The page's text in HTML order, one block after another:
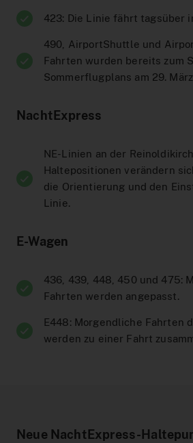
423: Die Linie fährt tagsüber
490, AirportShuttle und
Fahrten wurden bereits zum
Sommerflugplans am 29.
NachtExpress
NE-Linien an der
Haltepositionen verändern
die Orientierung und den
Linie.
E-Wagen
436, 439, 448, 450 und 475:
Fahrten werden angepasst.
E448: Morgendliche Fahrten
werden zu einer Fahrt
Neue NachtExpress-